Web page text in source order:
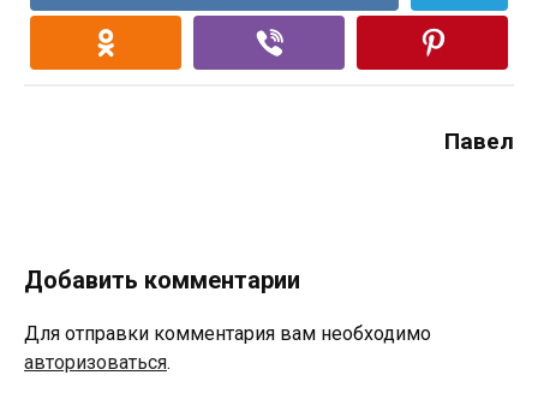
Павел
Добавить комментарии
Для отправки комментария вам необходимо
авторизоваться.